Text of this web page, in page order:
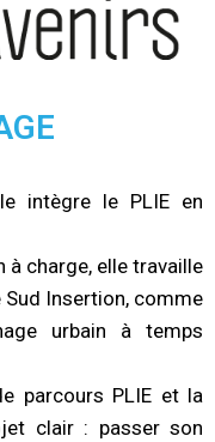
intègre le PLIE en
à charge, elle travaille
Sud Insertion, comme
urbain à temps
parcours PLIE et la
clair : passer son